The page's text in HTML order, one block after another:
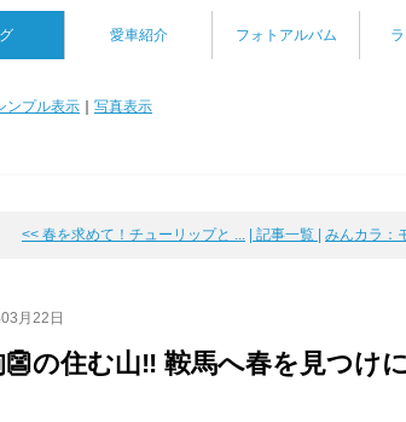
愛車紹介 フォトアルバム
ンプル表示 写真表示
<< 春を求めて！チューリップと ... | 記事一覧 | みんカラ：
月22日
👺の住む山‼︎ 鞍馬へ春を見つけ